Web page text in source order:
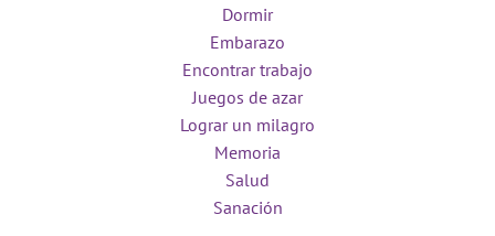
Dormir
Embarazo
Encontrar trabajo
Juegos de azar
Lograr un milagro
Memoria
Salud
Sanación